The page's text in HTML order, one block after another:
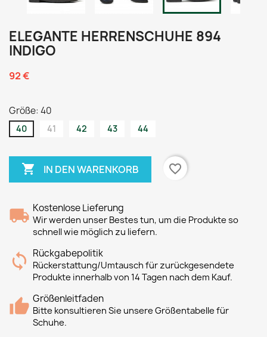
ELEGANTE HERRENSCHUHE 894
INDIGO
92 €
Größe: 40
40 41 42 43 44
 IN DEN WARENKORB favorite_border
Kostenlose Lieferung
Wir werden unser Bestes tun, um die Produkte so
schnell wie möglich zu liefern.
Rückgabepolitik
Rückerstattung/Umtausch für zurückgesendete
Produkte innerhalb von 14 Tagen nach dem Kauf.
Größenleitfaden
Bitte konsultieren Sie unsere Größentabelle für
Schuhe.